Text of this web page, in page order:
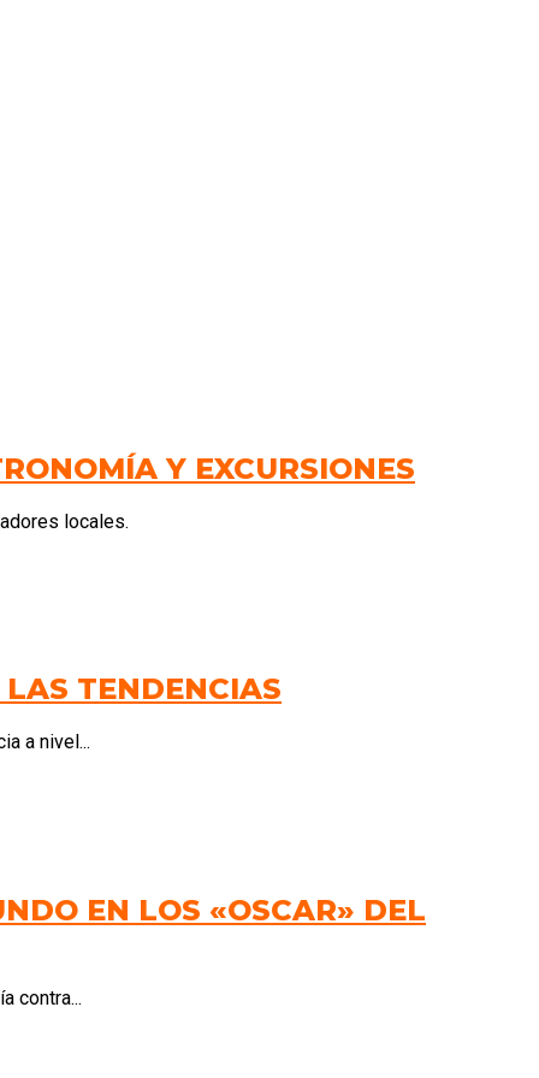
Y EXCURSIONES
locales.
TENDENCIAS
a nivel...
EN LOS «OSCAR» DEL
contra...